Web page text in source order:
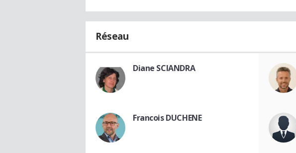
Réseau
Diane SCIANDRA
Francois DUCHENE